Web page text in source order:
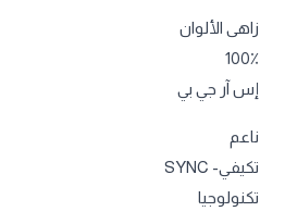
زاهى الألوان
100٪
إس آر جي بي
ناعم
تكيفي- SYNC
تكنولوجيا